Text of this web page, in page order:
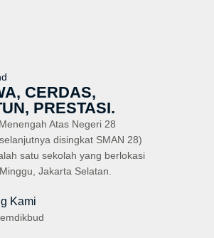
CERDAS,
PRESTASI.
Atas Negeri 28
disingkat SMAN 28)
satu sekolah yang berlokasi
Jakarta Selatan.
Kami